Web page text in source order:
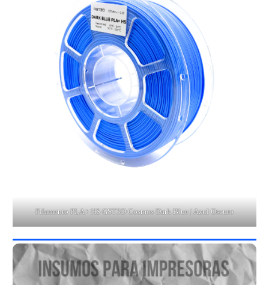
Filamento PLA+ HS GST3D Cosmos Dark Blue | Azul Oscuro